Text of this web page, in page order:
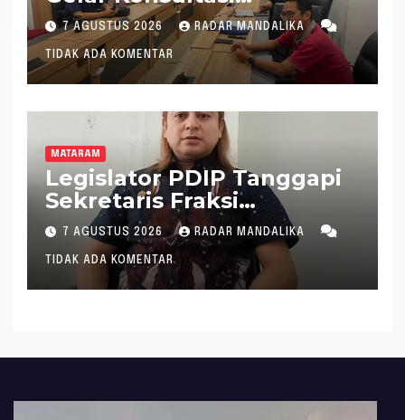
Penghitungan Kebutuhan
Formasi JF Perancang
Peraturan Perundang-
undangan
7 AGUSTUS 2026 RADAR MANDALIKA
TIDAK ADA KOMENTAR
MATARAM
Legislator PDIP Tanggapi
Sekretaris Fraksi
Demokrat : WTP Bukan
Tameng Menolak Audit
Dana Pergeseran BTT Rp
484 Miliar
7 AGUSTUS 2026 RADAR MANDALIKA
TIDAK ADA KOMENTAR